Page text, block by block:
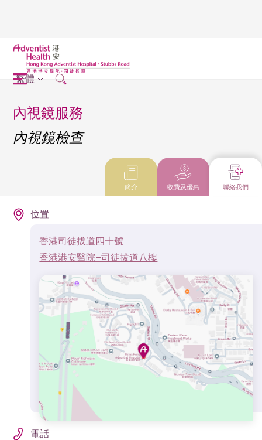
繁體
內視鏡服務
內視鏡檢查
簡介 收費及優惠 聯絡我們
位置
香港司徒拔道四十號
香港港安醫院–司徒拔道八樓
電話